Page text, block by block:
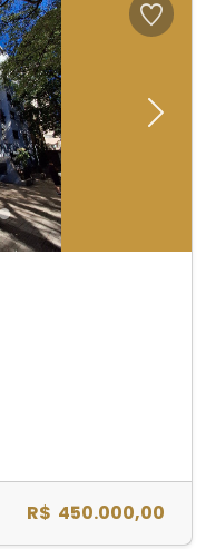
Next
R$ 450.000,00